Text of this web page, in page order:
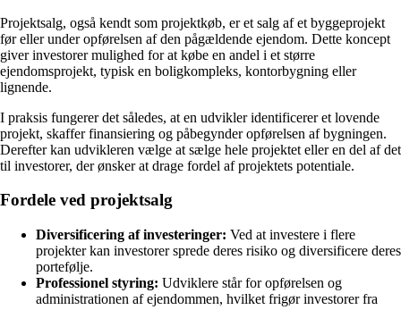
Projektsalg, også kendt som projektkøb, er et salg af et byggeprojekt
før eller under opførelsen af den pågældende ejendom. Dette koncept
giver investorer mulighed for at købe en andel i et større
ejendomsprojekt, typisk en boligkompleks, kontorbygning eller
lignende.
I praksis fungerer det således, at en udvikler identificerer et lovende
projekt, skaffer finansiering og påbegynder opførelsen af bygningen.
Derefter kan udvikleren vælge at sælge hele projektet eller en del af det
til investorer, der ønsker at drage fordel af projektets potentiale.
Fordele ved projektsalg
Diversificering af investeringer: Ved at investere i flere
projekter kan investorer sprede deres risiko og diversificere deres
portefølje.
Professionel styring: Udviklere står for opførelsen og
administrationen af ejendommen, hvilket frigør investorer fra